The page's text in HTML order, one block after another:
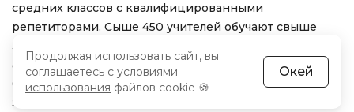
средних классов с квалифицированными
репетиторами. Сыше 450 учителей обучают свыше
3000 детей. Занятия проходят в игровой формате, с
акцентом на разговорную практику. Доступны
бесплатные вводные уроки и сертификаты по
завершении курса.
Продолжая использовать сайт, вы
соглашаетесь с условиями
использования файлов cookie 🍪
Окей